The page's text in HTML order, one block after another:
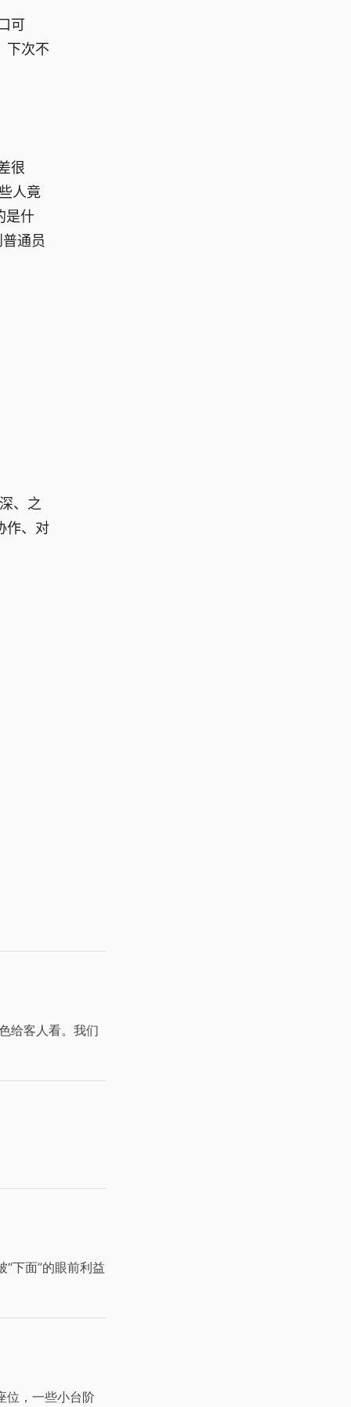
可
下次不
很
人竟
是什
通员
、之
作、对
给客人看。我们
下面”的眼前利益
位，一些小台阶